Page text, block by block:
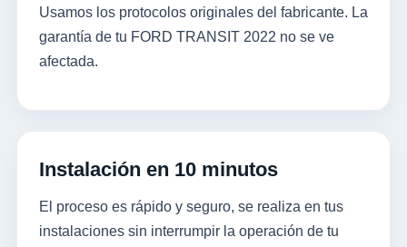
Usamos los protocolos originales del fabricante. La
garantía de tu FORD TRANSIT 2022 no se ve
afectada.
Instalación en 10 minutos
El proceso es rápido y seguro, se realiza en tus
instalaciones sin interrumpir la operación de tu